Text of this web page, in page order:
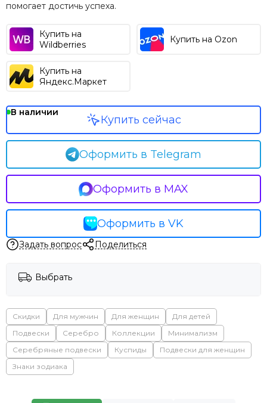
помогает достичь успеха.
Купить на
Wildberries
Купить на Ozon
Купить на
Яндекс.Маркет
В наличии
Оформить в Telegram
Оформить в MAX
Оформить в VK
Купить сейчас
Задать вопрос Поделиться
Выбрать
Скидки Для мужчин Для женщин
Для детей
Подвески
Серебро Коллекции
Минимализм
Серебряные подвески
Куспиды
Подвески для женщин
Знаки зодиака